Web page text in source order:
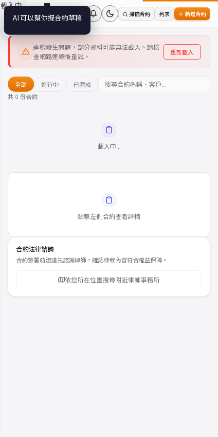
載入中...
☰ 合約草稿器 掃描合約 列表 ＋ 新增合約
連線發生問題，部分資料可能無法載入。請檢
查網路連線後重試。
重新載入
全部 進行中
已完成
共 0 份合約
載入中...
點擊左側合約查看詳情
合約法律諮詢
合約簽署前建議先諮詢律師，確認條款內容符合權益保障。
依您所在位置搜尋附近律師事務所
AI 可以幫你擬合約草稿